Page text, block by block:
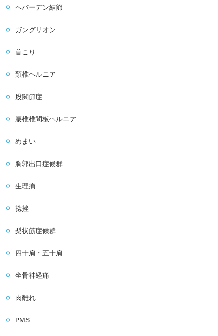
ヘバーデン結節
ガングリオン
首こり
頚椎ヘルニア
股関節症
腰椎椎間板ヘルニア
めまい
胸郭出口症候群
生理痛
捻挫
梨状筋症候群
四十肩・五十肩
坐骨神経痛
肉離れ
PMS